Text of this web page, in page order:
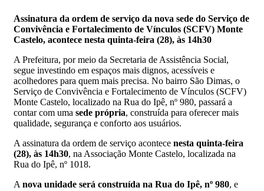
Assinatura da ordem de serviço da nova sede do Serviço de
Convivência e Fortalecimento de Vínculos (SCFV) Monte
Castelo, acontece nesta quinta-feira (28), às 14h30
A Prefeitura, por meio da Secretaria de Assistência Social,
segue investindo em espaços mais dignos, acessíveis e
acolhedores para quem mais precisa. No bairro São Dimas, o
Serviço de Convivência e Fortalecimento de Vínculos (SCFV)
Monte Castelo, localizado na Rua do Ipê, nº 980, passará a
contar com uma sede própria, construída para oferecer mais
qualidade, segurança e conforto aos usuários.
A assinatura da ordem de serviço acontece nesta quinta-feira
(28), às 14h30, na Associação Monte Castelo, localizada na
Rua do Ipê, nº 1018.
A nova unidade será construída na Rua do Ipê, nº 980, e